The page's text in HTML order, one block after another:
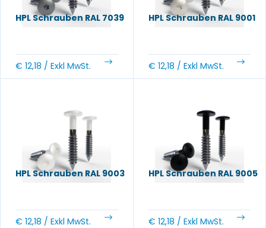
HPL Schrauben RAL 7039
€ 12,18 / Exkl MwSt.
HPL Schrauben RAL 9001
€ 12,18 / Exkl MwSt.
HPL Schrauben RAL 9003
€ 12,18 / Exkl MwSt.
HPL Schrauben RAL 9005
€ 12,18 / Exkl MwSt.